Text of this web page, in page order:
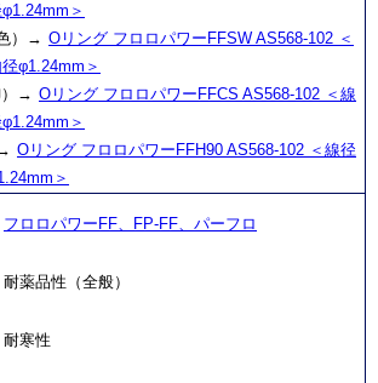
＞
）→ Oリング フロロパワーFFSW AS568-102 ＜
φ1.24mm＞
）→ Oリング フロロパワーFFCS AS568-102 ＜線
＞
Oリング フロロパワーFFH90 AS568-102 ＜線径
＞
フロロパワーFF、FP-FF、パーフロ
耐薬品性（全般）
耐寒性